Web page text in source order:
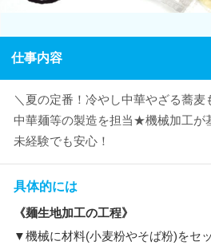
仕事内容
＼夏の定番！冷やし中華やざる蕎麦
中華麺等の製造を担当★機械加工が
未経験でも安心！
具体的には
《麺生地加工の工程》
▼機械に材料(小麦粉やそば粉)をセ